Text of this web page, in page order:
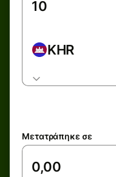
KHR
Μετατράπηκε σε